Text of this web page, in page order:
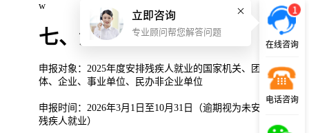
w
七、湖北省
申报对象：2025年度安排残疾人就业的国家机关、团
体、企业、事业单位、民办非企业单位
申报时间：2026年3月1日至10月31日（逾期视为未安排
残疾人就业）
1
在线咨询
电话咨询
立即咨询
专业顾问帮您解答问题